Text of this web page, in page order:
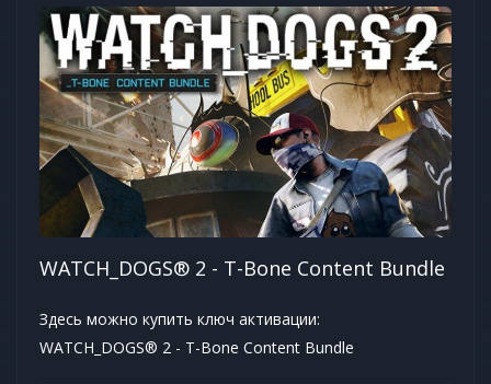
WATCH_DOGS® 2 - T-Bone Content Bundle
Здесь можно купить ключ активации:
WATCH_DOGS® 2 - T-Bone Content Bundle